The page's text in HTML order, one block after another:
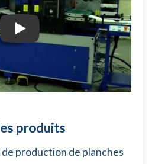
Ligne de production de planches
produits
de production de planches